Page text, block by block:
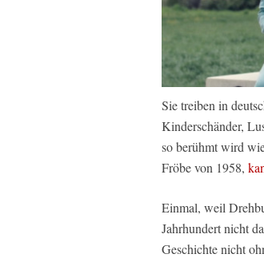
Sie treiben in
Kinderschänder,
so berühmt wird
Fröbe von 1958,
Einmal, weil
Jahrhundert nicht
Geschichte nicht